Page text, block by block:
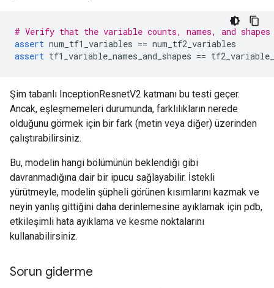
# Verify that the variable counts, names, and
assert num_tf1_variables == num_tf2_variables
assert tf1_variable_names_and_shapes ==
Şim tabanlı InceptionResnetV2 katmanı bu testi geçer.
Ancak, eşleşmemeleri durumunda, farklılıkların nerede
olduğunu görmek için bir fark (metin veya diğer) üzerinden
çalıştırabilirsiniz.
Bu, modelin hangi bölümünün beklendiği gibi
davranmadığına dair bir ipucu sağlayabilir. İstekli
yürütmeyle, modelin şüpheli görünen kısımlarını kazmak ve
neyin yanlış gittiğini daha derinlemesine ayıklamak için pdb,
etkileşimli hata ayıklama ve kesme noktalarını
kullanabilirsiniz.
Sorun giderme